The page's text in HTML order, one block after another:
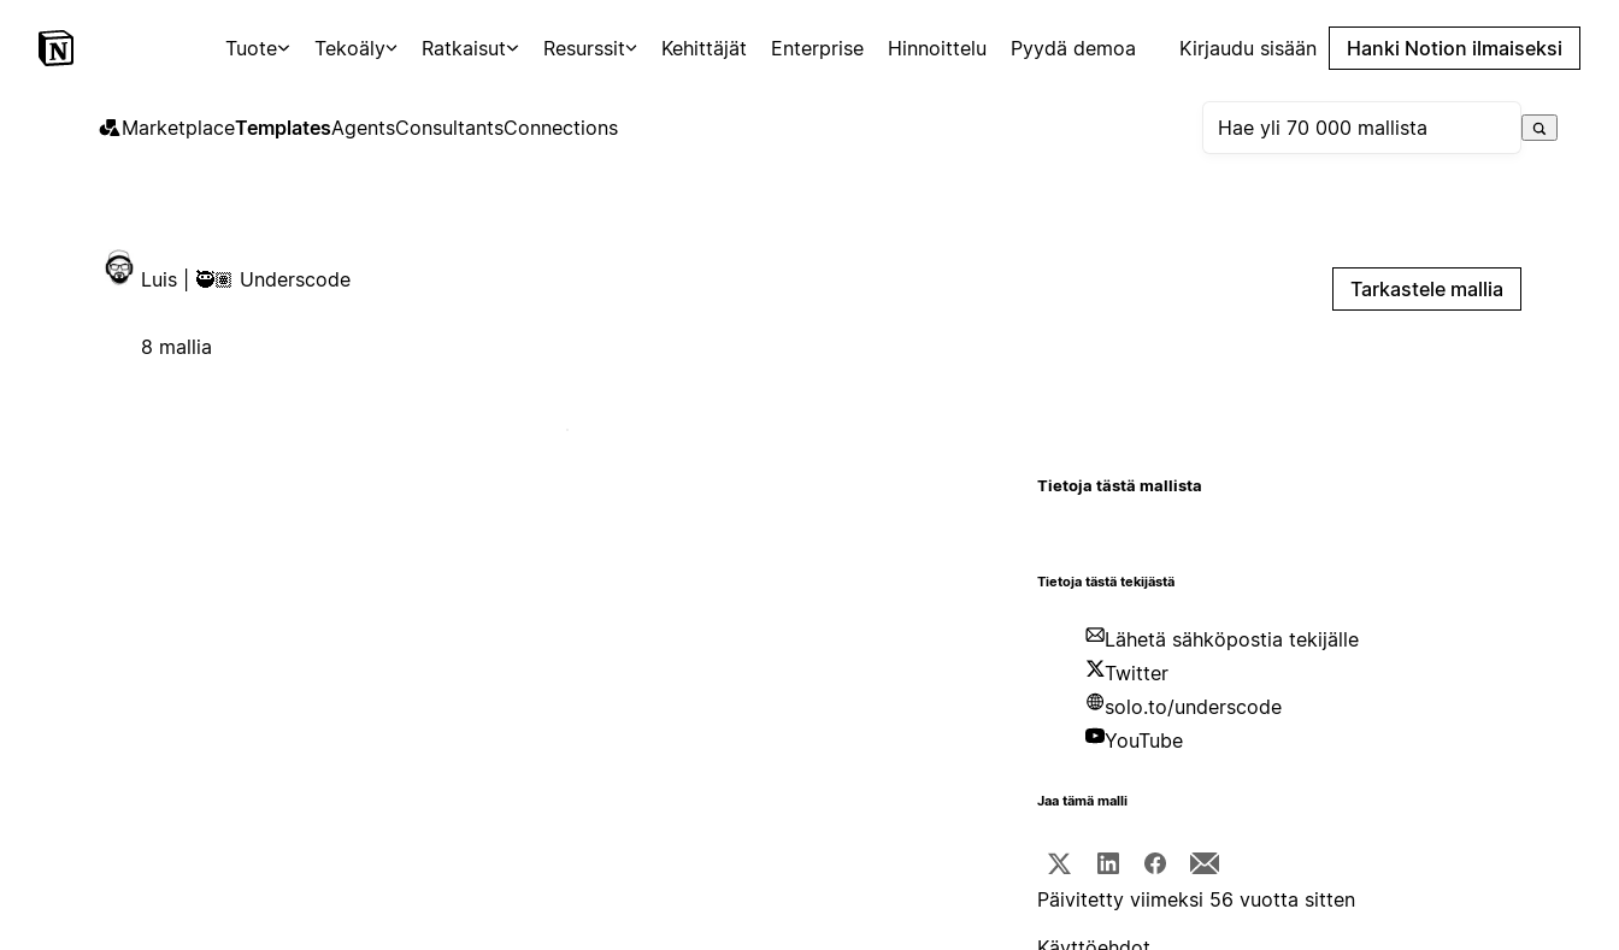
Tuote Tekoäly Ratkaisut Resurssit Kehittäjät Enterprise Hinnoittelu Pyydä demoa Kirjaudu sisään Hanki Notion ilmaiseksi
MarketplaceTemplatesAgentsConsultantsConnections
Luis | 🥷🏽 Underscode
8 mallia
Tarkastele mallia
Tietoja tästä mallista
Tietoja tästä tekijästä
Lähetä sähköpostia tekijälle
Twitter
solo.to/underscode
YouTube
Jaa tämä malli
Päivitetty viimeksi 56 vuotta sitten